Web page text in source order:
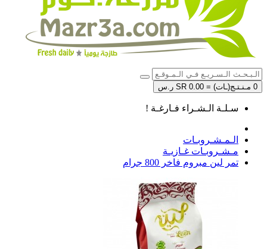
0 مـنـتـج(ـات) = SR 0.00 ر.س
سـلـة الـشـراء فـارغـة !
الـمـشـروبـات
مـشـروبـات غـازيـة
تمر لين مبروم فاخر 800 جرام